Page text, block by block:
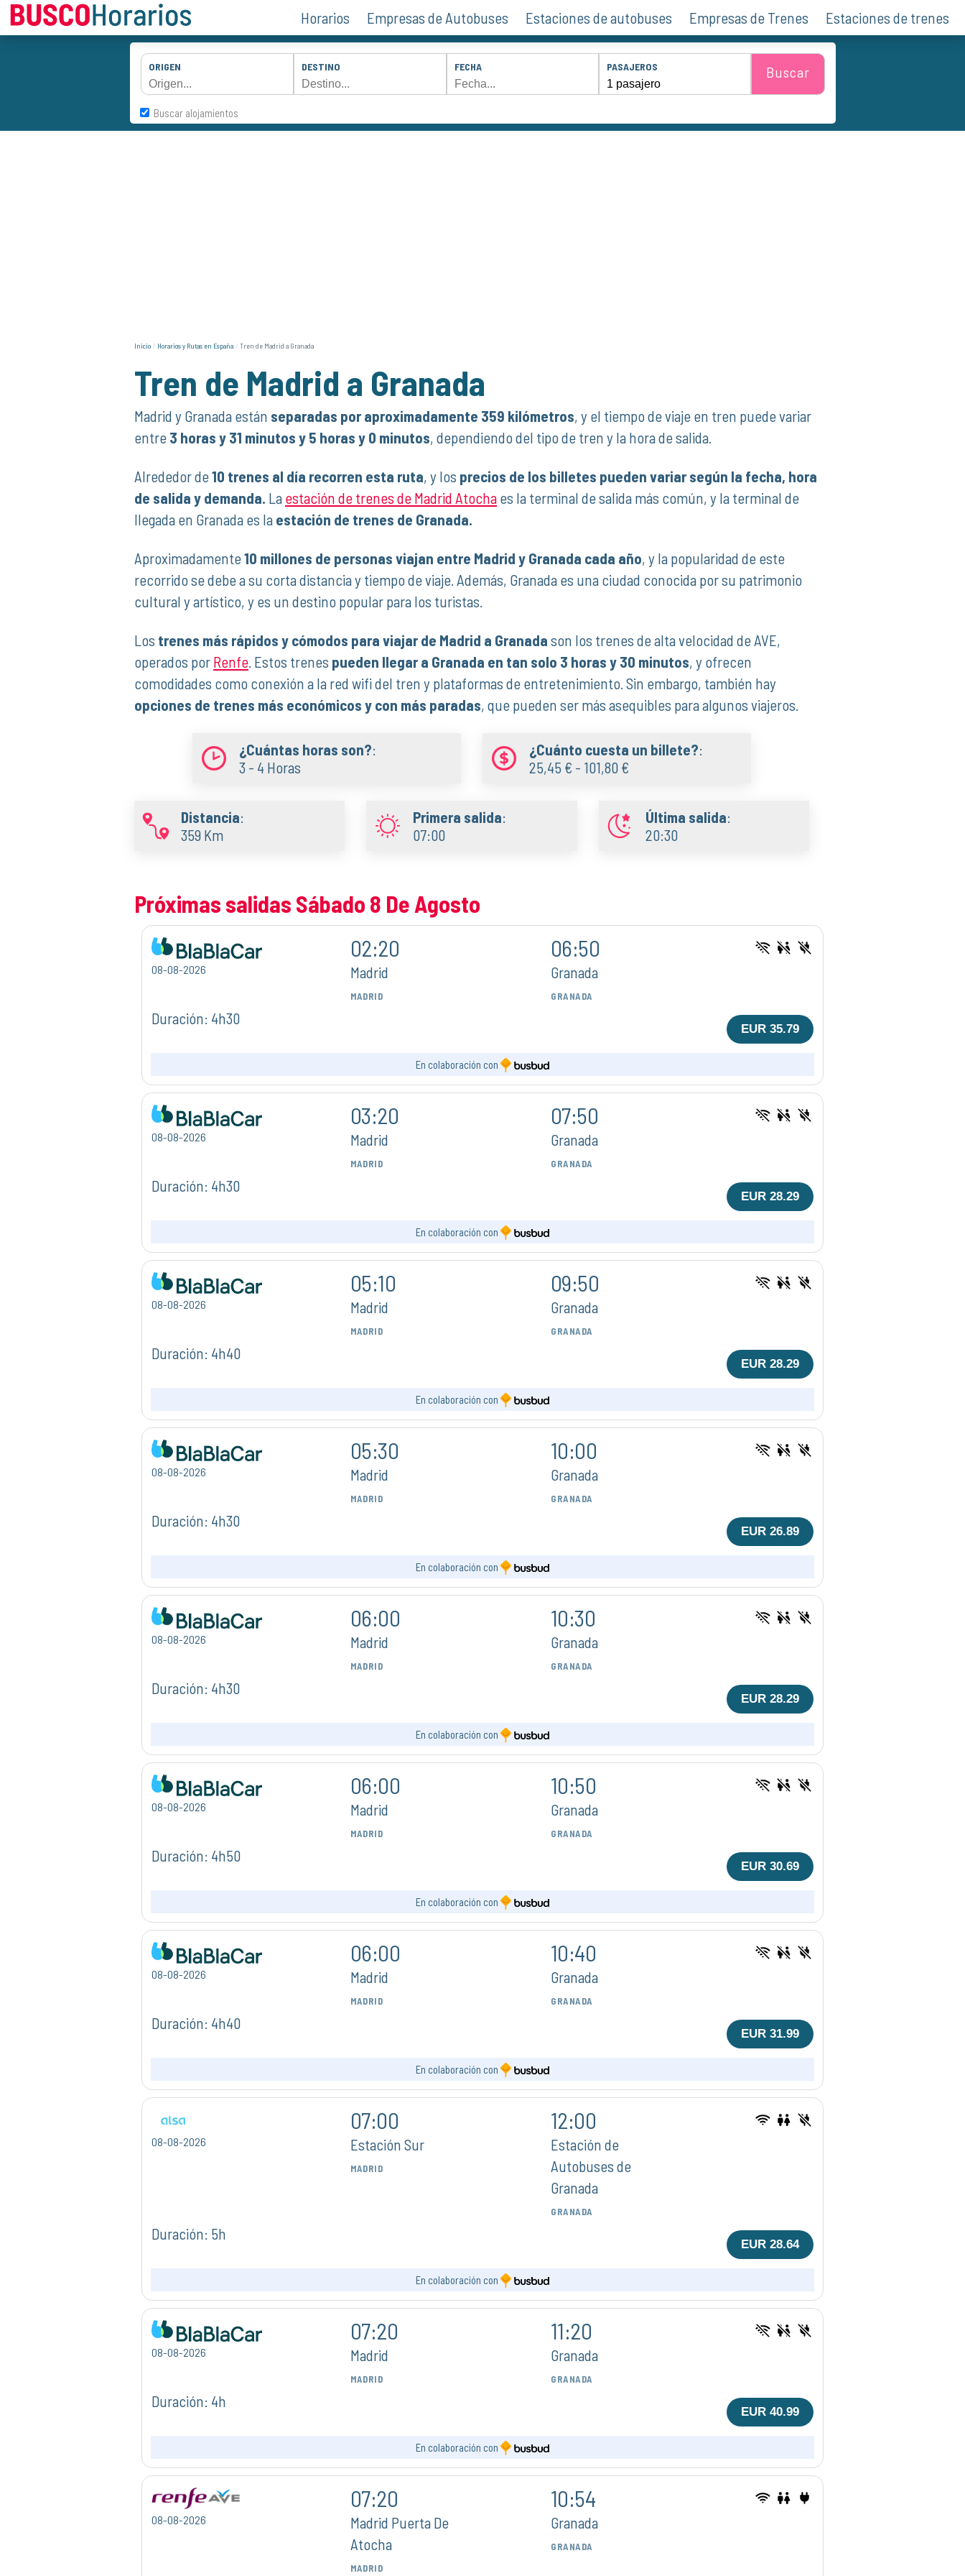
Horarios Empresas de Autobuses Estaciones de autobuses Empresas de Trenes Estaciones de trenes
ORIGEN DESTINO FECHA PASAJEROS Buscar
Buscar alojamientos
Inicio Horarios y Rutas en España Tren de Madrid a Granada
Tren de Madrid a Granada
Madrid y Granada están separadas por aproximadamente 359 kilómetros, y el tiempo de viaje en tren puede variar
entre 3 horas y 31 minutos y 5 horas y 0 minutos, dependiendo del tipo de tren y la hora de salida.
Alrededor de10 trenes al día recorren esta ruta, y los precios de los billetes pueden variar según la fecha, hora
de salida y demanda. La estación de trenes de Madrid Atocha es la terminal de salida más común, y la terminal de
llegada en Granada es la estación de trenes de Granada.
Aproximadamente10 millones de personas viajan entre Madrid y Granada cada año, y la popularidad de este
recorrido se debe a su corta distancia y tiempo de viaje. Además, Granada es una ciudad conocida por su patrimonio
cultural y artístico, y es un destino popular para los turistas.
Los trenes más rápidos y cómodos para viajar de Madrid a Granada son los trenes de alta velocidad de AVE,
operados por Renfe. Estos trenes pueden llegar a Granada en tan solo 3 horas y 30 minutos, y ofrecen
comodidades como conexión a la red wifi del tren y plataformas de entretenimiento. Sin embargo, también hay
opciones de trenes más económicos y con más paradas, que pueden ser más asequibles para algunos viajeros.
¿Cuántas horas son?:
3 - 4 Horas
¿Cuánto cuesta un billete?:
25,45 € - 101,80 €
Distancia:
359 Km
Primera salida:
07:00
Última salida:
20:30
Próximas salidas Sábado 8 De Agosto
08-08-2026
02:20
Madrid
MADRID
06:50
Granada
GRANADA
Duración: 4h30
EUR 35.79
En colaboración con
08-08-2026
03:20
Madrid
MADRID
07:50
Granada
GRANADA
Duración: 4h30
EUR 28.29
En colaboración con
08-08-2026
05:10
Madrid
MADRID
09:50
Granada
GRANADA
Duración: 4h40
EUR 28.29
En colaboración con
08-08-2026
05:30
Madrid
MADRID
10:00
Granada
GRANADA
Duración: 4h30
EUR 26.89
En colaboración con
08-08-2026
06:00
Madrid
MADRID
10:30
Granada
GRANADA
Duración: 4h30
EUR 28.29
En colaboración con
08-08-2026
06:00
Madrid
MADRID
10:50
Granada
GRANADA
Duración: 4h50
EUR 30.69
En colaboración con
08-08-2026
06:00
Madrid
MADRID
10:40
Granada
GRANADA
Duración: 4h40
EUR 31.99
En colaboración con
08-08-2026
07:00
Estación Sur
MADRID
12:00
Estación de
Autobuses de
Granada
GRANADA
Duración: 5h
EUR 28.64
En colaboración con
08-08-2026
07:20
Madrid
MADRID
11:20
Granada
GRANADA
Duración: 4h
EUR 40.99
En colaboración con
08-08-2026
07:20
Madrid Puerta De
Atocha
MADRID
10:54
Granada
GRANADA